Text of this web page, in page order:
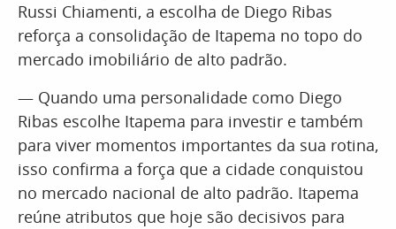
Russi Chiamenti, a escolha de Diego Ribas
reforça a consolidação de Itapema no topo do
mercado imobiliário de alto padrão.
— Quando uma personalidade como Diego
Ribas escolhe Itapema para investir e também
para viver momentos importantes da sua rotina,
isso confirma a força que a cidade conquistou
no mercado nacional de alto padrão. Itapema
reúne atributos que hoje são decisivos para